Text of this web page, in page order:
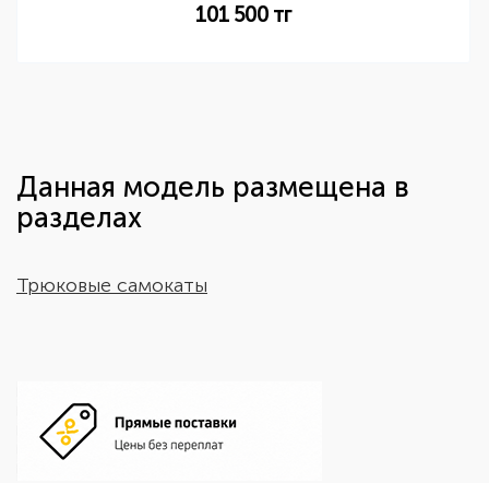
101 500тг
Данная модель размещена в
разделах
Трюковые самокаты